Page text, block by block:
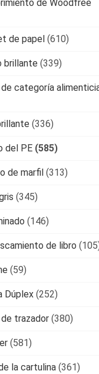
de Woodfree
de papel (610)
brillante (339)
categoría
(336)
del PE (585)
de marfil (313)
(345)
(146)
de libro
(59)
Dúplex (252)
trazador (380)
(581)
la cartulina (361)